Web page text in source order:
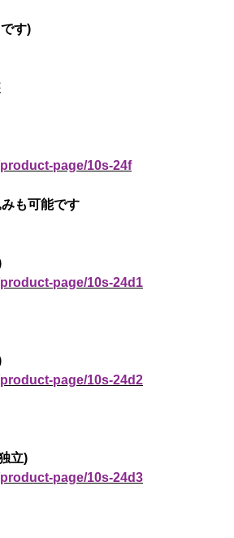
す)
page/10s-24f
も可能です
page/10s-24d1
page/10s-24d2
立)
page/10s-24d3